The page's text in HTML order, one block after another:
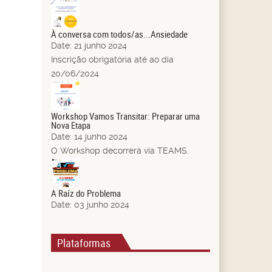
21
Jun.
À conversa com todos/as...Ansiedade
Date: 21 junho 2024
Inscrição obrigatória até ao dia
20/06/2024
Jun.
Workshop Vamos Transitar: Preparar uma
Nova Etapa
Date: 14 junho 2024
O Workshop decorrerá via TEAMS.
03
Jun.
A Raíz do Problema
Date: 03 junho 2024
Plataformas